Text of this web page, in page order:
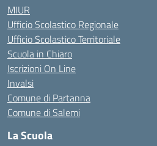
MIUR
Ufficio Scolastico Regionale
Ufficio Scolastico Territoriale
Scuola in Chiaro
Iscrizioni On Line
Invalsi
Comune di Partanna
Comune di Salemi
La Scuola